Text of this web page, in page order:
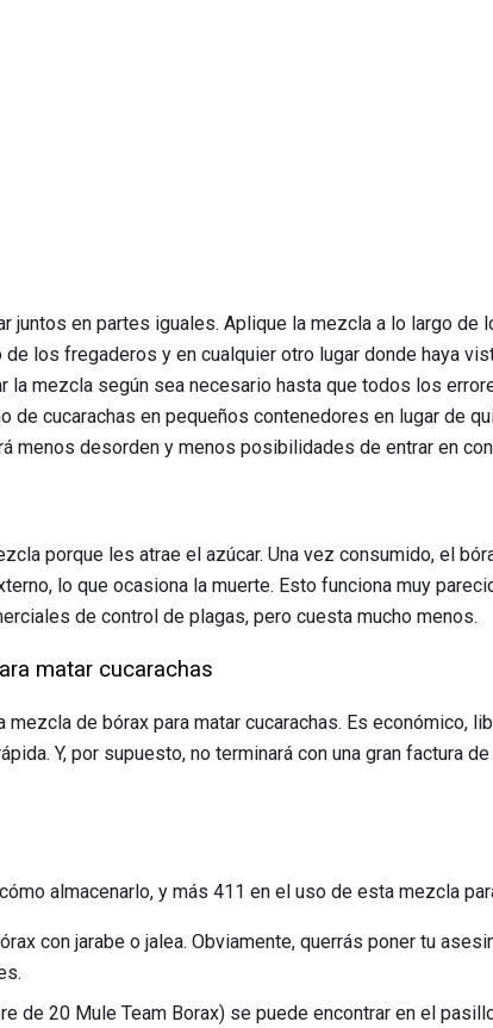
juntos en partes iguales. Aplique la mezcla a lo largo de
los fregaderos y en cualquier otro lugar donde haya
la mezcla según sea necesario hasta que todos los
de cucarachas en pequeños contenedores en lugar de
menos desorden y menos posibilidades de entrar en
porque les atrae el azúcar. Una vez consumido, el
lo que ocasiona la muerte. Esto funciona muy
de control de plagas, pero cuesta mucho menos.
matar cucarachas
mezcla de bórax para matar cucarachas. Es económico,
Y, por supuesto, no terminará con una gran factura
almacenarlo, y más 411 en el uso de esta mezcla
con jarabe o jalea. Obviamente, querrás poner tu
de 20 Mule Team Borax) se puede encontrar en el